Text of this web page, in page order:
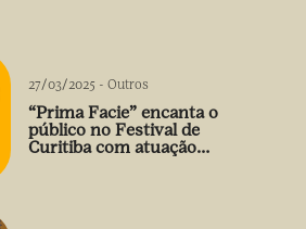
27/03/2025 - Outros
“Prima Facie” encanta o
público no Festival de
Curitiba com atuação